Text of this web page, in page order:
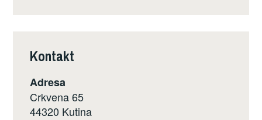
Kontakt
Adresa
Crkvena 65
44320 Kutina